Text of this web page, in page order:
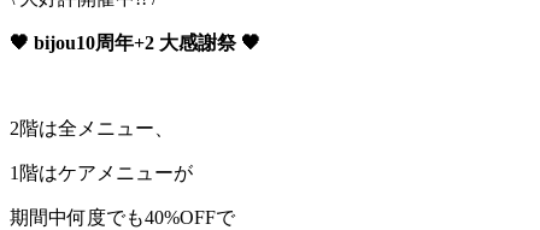
🖤 bijou10周年+2 大感謝祭 🖤
2階は全メニュー、
1階はケアメニューが
期間中何度でも40%OFFで